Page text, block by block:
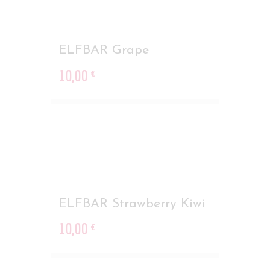
ELFBAR Grape
10,00 €
ELFBAR Strawberry Kiwi
10,00 €